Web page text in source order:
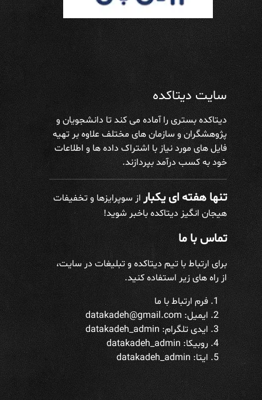
سایت دیتاکده
دیتاکده بستری را آماده می کند تا دانشجویان و
پژوهشگران و سازمان های مختلف علاوه بر تهیه
فایل های مورد نیاز با اشتراک داده ها و اطلاعات
خود به کسب درآمد بپردازند.
تنها هفته ای یکباراز سوپرایزها و تخفیفات
هیجان انگیز دیتاکده باخبر شوید!
تماس با ما
برای ارتباط با تیم دیتاکده و تبلیغات در سایت،
از راه های زیر استفاده کنید.
فرم ارتباط با ما
ایمیل: datakadeh@gmail.com
ایدی تلگرام:datakadeh_admin
روبیکا: datakadeh_admin
ایتا: datakadeh_admin